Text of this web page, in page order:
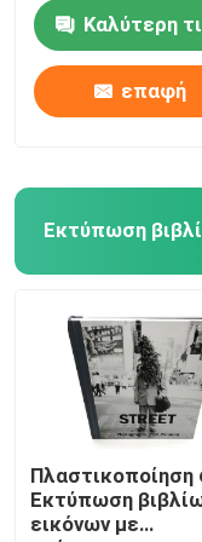
Περίπου εμείς
Ποιοτικός
Ειδήσεις
Περιπτώσεις
Εκτύπωση
Book
Καλύτερη
επαφή
Εκτύπωση
Πλαστικοποίηση
Εκτύπωση
εικόνων με